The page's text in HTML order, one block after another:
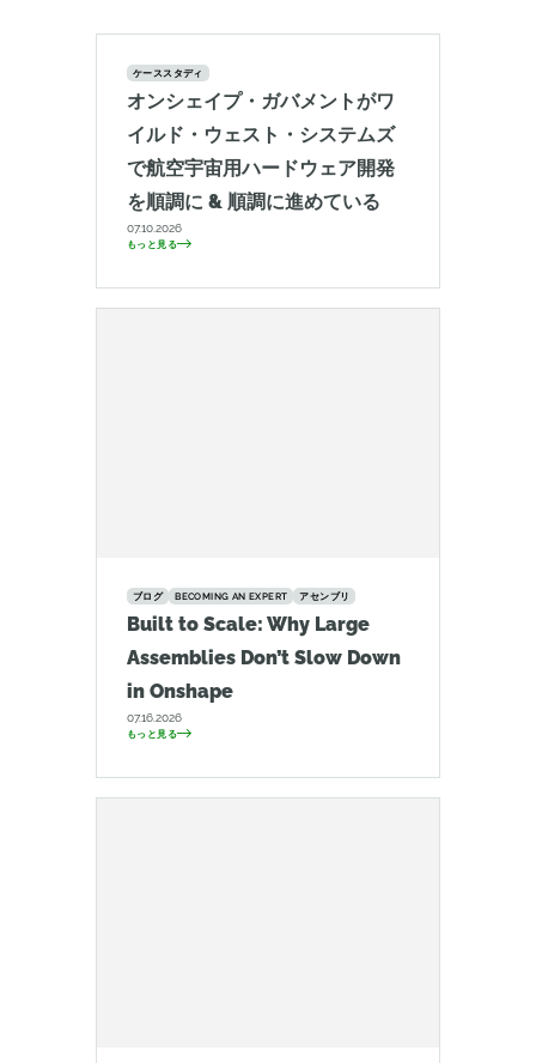
ケーススタディ
オンシェイプ・ガバメントがワ
イルド・ウェスト・システムズ
で航空宇宙用ハードウェア開発
を順調に & 順調に進めている
07.10.2026
もっと見る
ブログ BECOMING AN EXPERT アセンブリ
Built to Scale: Why Large
Assemblies Don’t Slow Down
in Onshape
07.16.2026
もっと見る